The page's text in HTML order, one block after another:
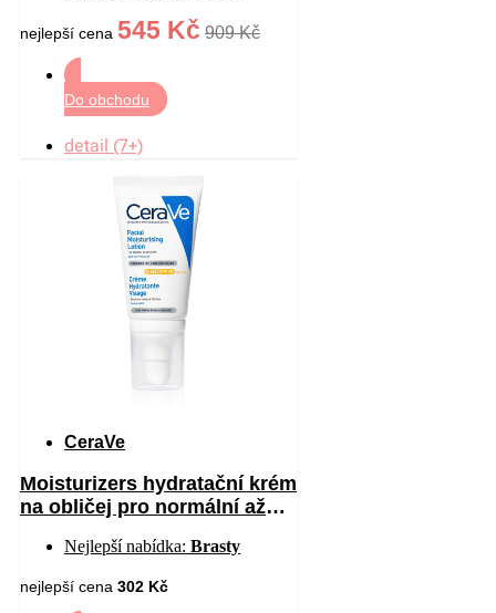
nejlepší cena 545 Kč 909 Kč
Do obchodu
detail (7+)
CeraVe
Moisturizers hydratační krém
na obličej pro normální až
Nejlepší nabídka: Brasty
nejlepší cena 302 Kč